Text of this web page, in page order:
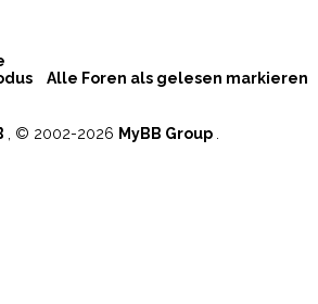
Alle Foren als gelesen markieren
, © 2002-2026 MyBB Group